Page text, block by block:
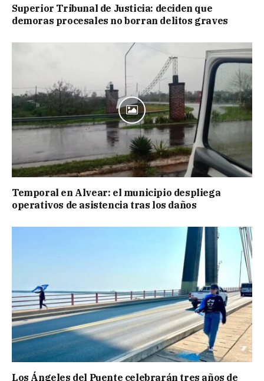
Superior Tribunal de Justicia: deciden que
demoras procesales no borran delitos graves
Temporal en Alvear: el municipio despliega
operativos de asistencia tras los daños
Los Ángeles del Puente celebrarán tres años de